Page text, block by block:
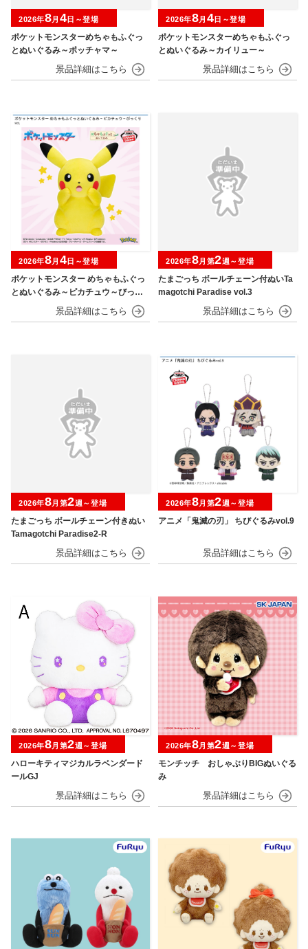
ポケットモンスターめちゃもふぐっ
とぬいぐるみ～ポッチャマ～
2026年8月 4日～登場
ポケットモンスターめちゃもふぐっ
とぬいぐるみ～カイリュー～
2026年8月 4日～登場
ポケットモンスター めちゃもふぐっ
とぬいぐるみ～ピカチュウ～びっく
2026年8月 4日～登場
たまごっち ボールチェーン付ぬいTa
magotchi Paradise vol.3
2026年8月第2週～登場
たまごっち ボールチェーン付きぬい
Tamagotchi Paradise2-R
2026年8月第2週～登場
アニメ「鬼滅の刃」 ちびぐるみvol.9
2026年8月第2週～登場
ハローキティマジカルラベンダード
ールGJ
2026年8月第2週～登場
モンチッチ おしゃぶりBIGぬいぐる
み
2026年8月第2週～登場